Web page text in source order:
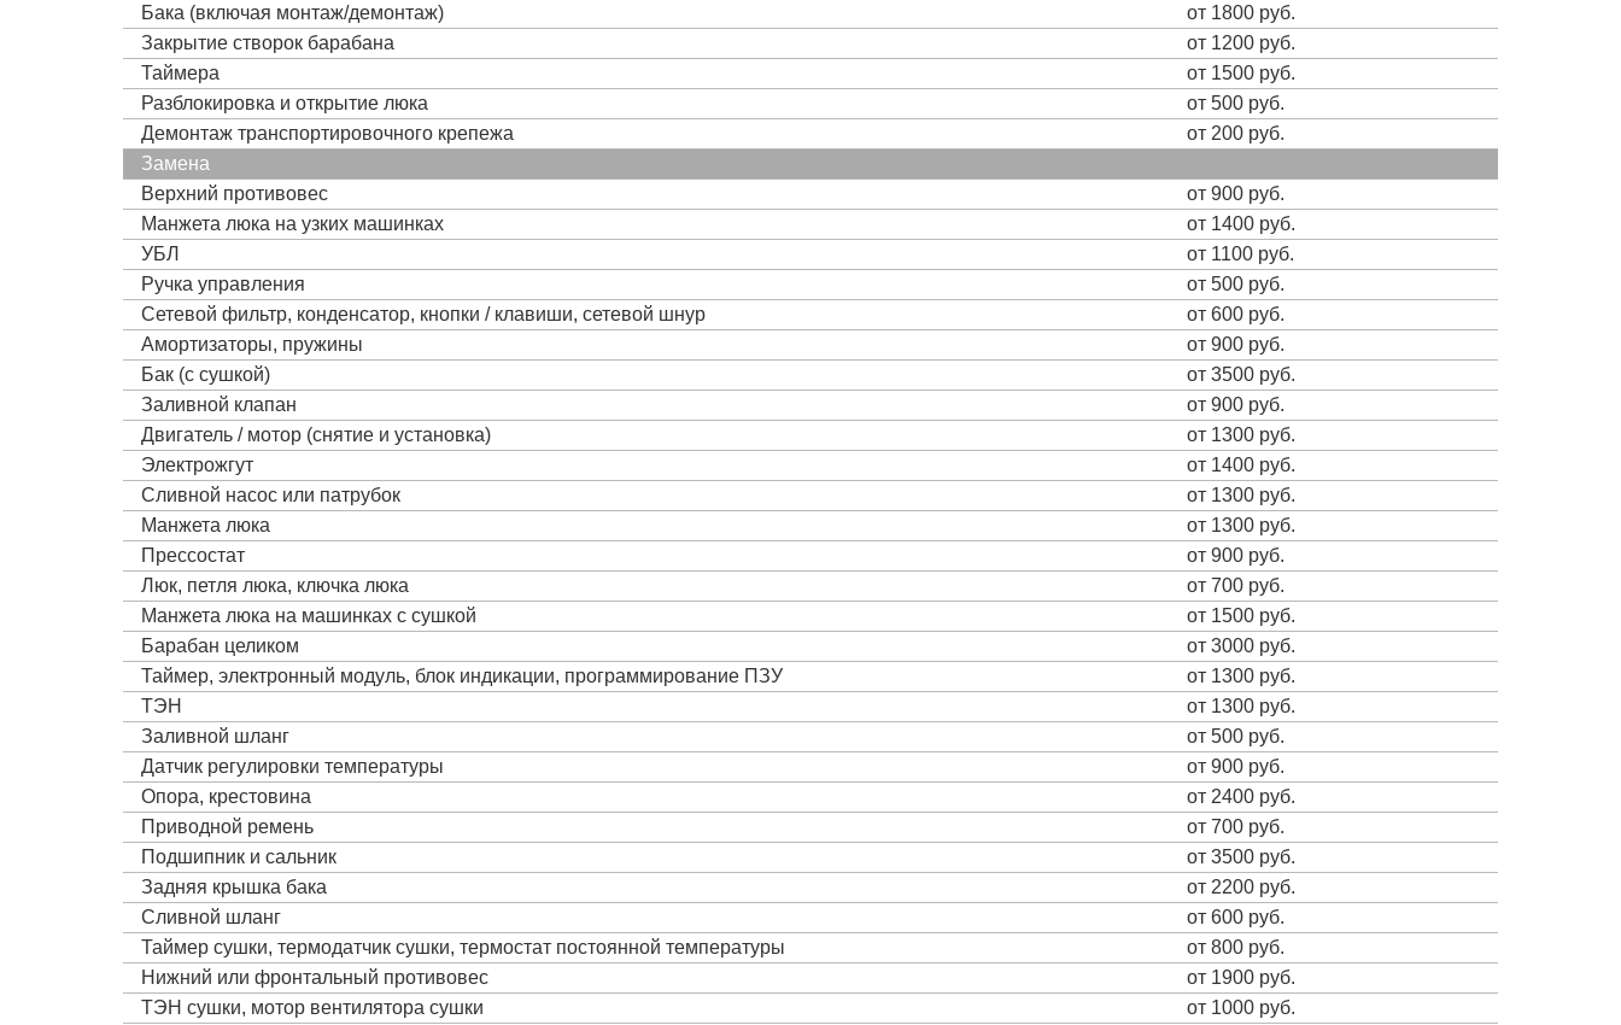
Бака (включая монтаж/демонтаж)
от 1800 руб.
Закрытие створок барабана
от 1200 руб.
Таймера
от 1500 руб.
Разблокировка и открытие люка
от 500 руб.
Демонтаж транспортировочного крепежа
от 200 руб.
Замена
Верхний противовес
от 900 руб.
Манжета люка на узких машинках
от 1400 руб.
УБЛ
от 1100 руб.
Ручка управления
от 500 руб.
Сетевой фильтр, конденсатор, кнопки / клавиши, сетевой шнур
от 600 руб.
Амортизаторы, пружины
от 900 руб.
Бак (с сушкой)
от 3500 руб.
Заливной клапан
от 900 руб.
Двигатель / мотор (снятие и установка)
от 1300 руб.
Электрожгут
от 1400 руб.
Сливной насос или патрубок
от 1300 руб.
Манжета люка
от 1300 руб.
Прессостат
от 900 руб.
Люк, петля люка, ключка люка
от 700 руб.
Манжета люка на машинках с сушкой
от 1500 руб.
Барабан целиком
от 3000 руб.
Таймер, электронный модуль, блок индикации, программирование ПЗУ
от 1300 руб.
ТЭН
от 1300 руб.
Заливной шланг
от 500 руб.
Датчик регулировки температуры
от 900 руб.
Опора, крестовина
от 2400 руб.
Приводной ремень
от 700 руб.
Подшипник и сальник
от 3500 руб.
Задняя крышка бака
от 2200 руб.
Сливной шланг
от 600 руб.
Таймер сушки, термодатчик сушки, термостат постоянной температуры
от 800 руб.
Нижний или фронтальный противовес
от 1900 руб.
ТЭН сушки, мотор вентилятора сушки
от 1000 руб.